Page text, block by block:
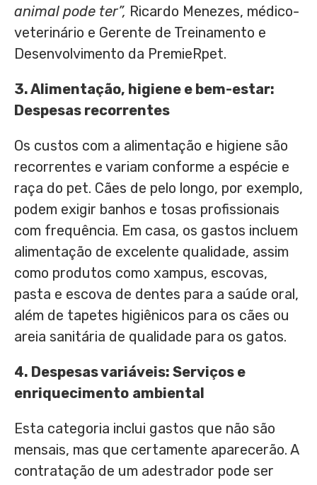
animal pode ter”, Ricardo Menezes, médico-
veterinário e Gerente de Treinamento e
Desenvolvimento da PremieRpet.
3.Alimentação, higiene e bem-estar:
Despesas recorrentes
Os custos com a alimentação e higiene são
recorrentes e variam conforme a espécie e
raça do pet. Cães de pelo longo, por exemplo,
podem exigir banhos e tosas profissionais
com frequência. Em casa, os gastos incluem
alimentação de excelente qualidade, assim
como produtos como xampus, escovas,
pasta e escova de dentes para a saúde oral,
além de tapetes higiênicos para os cães ou
areia sanitária de qualidade para os gatos.
4. Despesasvariáveis: Serviços e
enriquecimento ambiental
Esta categoria inclui gastos que não são
mensais, mas que certamente aparecerão. A
contratação de um adestrador pode ser